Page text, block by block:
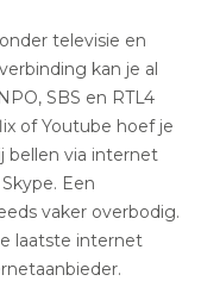
televisie en
kan je al
SBS en RTL4
of Youtube hoef je
bellen via internet
Een
vaker overbodig.
laatste internet